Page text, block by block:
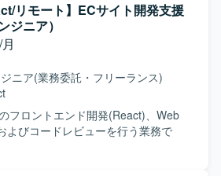
リモート】ECサイト開発支援
ジニア）
ニア(業務委託・フリーランス)
フロントエンド開発(React)、Web
よびコードレビューを行う業務で